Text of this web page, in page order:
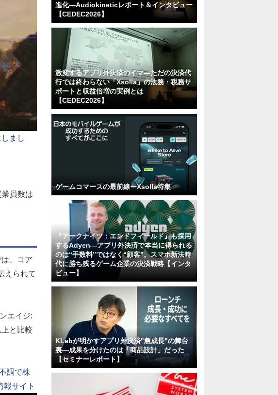
まし
員数は
、コア
えられて
エイジ:
と比較
調で株
サイト
進化―Audiokineticレポート＆インタビュー
【CEDEC2026】
激変するアプリ外決済のイマ―ただの決済代
行では終わらない「Xsolla」の法務・税務サ
ポートと収益倍増の実例とは
【CEDEC2026】
ゲームコマースの最前線ーXsolla特集
『アークナイツ：エンドフィールド』も採用
するAdyen―アプリ外決済で本当に得られる
のは“手数料”ではなく“顧客”。スマホ新法時
代に勝ち残るゲーム企業の決済戦略【インタ
ビュー】
KLabが明かすアプリ外決済"急成長"の舞台
裏―成果を分けたのは「商品設計」だった
【セミナーレポート】